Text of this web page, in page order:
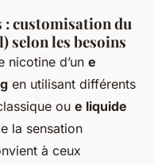
: customisation du
selon les besoins
nicotine d’un e
en utilisant différents
ou e liquide
la sensation
à ceux